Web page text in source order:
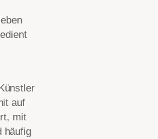
auf
mit
häufig